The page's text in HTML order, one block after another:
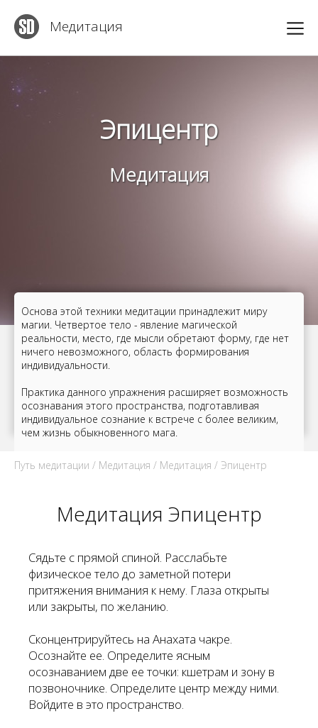
Медитация
Эпицентр
Медитация
Основа этой техники медитации принадлежит миру
магии. Четвертое тело - явление магической
реальности, место, где мысли обретают форму, где нет
ничего невозможного, область формирования
индивидуальности.
Практика данного упражнения расширяет возможность
осознавания этого пространства, подготавливая
индивидуальное сознание к встрече с более великим,
чем жизнь обыкновенного мага.
Путь медитации / Медитация / Медитация / Эпицентр
Медитация Эпицентр
Сядьте с прямой спиной. Расслабьте
физическое тело до заметной потери
притяжения внимания к нему. Глаза открыты
или закрыты, по желанию.
Сконцентрируйтесь на Анахата чакре.
Осознайте ее. Определите ясным
осознаванием две ее точки: кшетрам и зону в
позвоночнике. Определите центр между ними.
Войдите в это пространство.